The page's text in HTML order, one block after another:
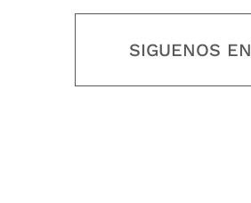
SIGUENOS EN